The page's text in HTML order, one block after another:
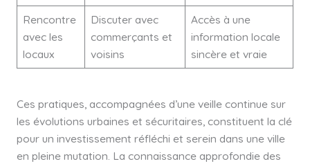
Rencontre
avec les
locaux
Discuter avec
commerçants et
voisins
Accès à une
information locale
sincère et vraie
Ces pratiques, accompagnées d’une veille continue sur
les évolutions urbaines et sécuritaires, constituent la clé
pour un investissement réfléchi et serein dans une ville
en pleine mutation. La connaissance approfondie des